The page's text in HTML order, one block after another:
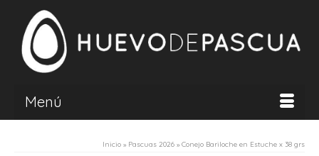
Menú
Inicio » Pascuas 2026 » Conejo Bariloche en Estuche x 38 grs